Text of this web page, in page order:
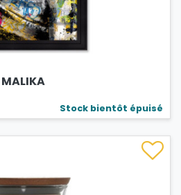
Stock bientôt épuisé